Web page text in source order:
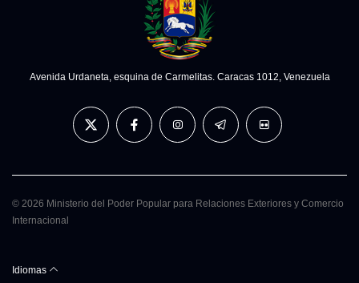
Avenida Urdaneta, esquina de Carmelitas. Caracas 1012, Venezuela
© 2026 Ministerio del Poder Popular para Relaciones Exteriores y Comercio
Internacional
Idiomas